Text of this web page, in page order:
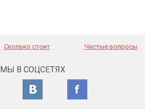
Сколько стоит Частые вопросы
МЫ В СОЦСЕТЯХ